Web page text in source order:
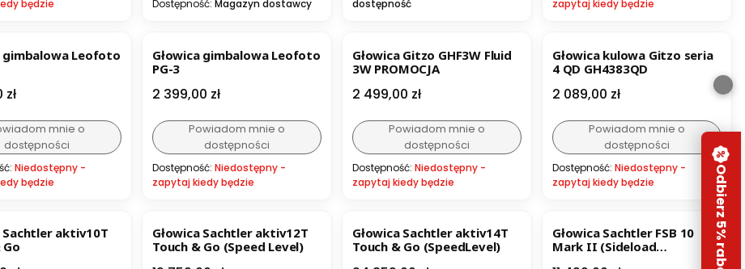
będzie
Dostępność: Magazyn dostawcy
dostępność
zapytaj kiedy będzie
gimbalowa Leofoto
zł
mnie o
dostępności
Niedostępny -
będzie
Głowica gimbalowa Leofoto
PG-3
Cena
2 399,00 zł
Powiadom mnie o
dostępności
Dostępność: Niedostępny -
zapytaj kiedy będzie
Głowica Gitzo GHF3W Fluid
3W PROMOCJA
Cena
2 499,00 zł
Powiadom mnie o
dostępności
Dostępność: Niedostępny -
zapytaj kiedy będzie
Głowica kulowa Gitzo seria
4 QD GH4383QD
Cena
2 089,00 zł
Powiadom mnie o
dostępności
Dostępność: Niedostępny -
zapytaj kiedy będzie
Sachtler aktiv10T
Głowica Sachtler aktiv12T
Touch & Go (Speed Level)
Głowica Sachtler aktiv14T
Touch & Go (SpeedLevel)
Głowica Sachtler FSB 10
Mark II (Sideload
Odbierz 5% rabatu